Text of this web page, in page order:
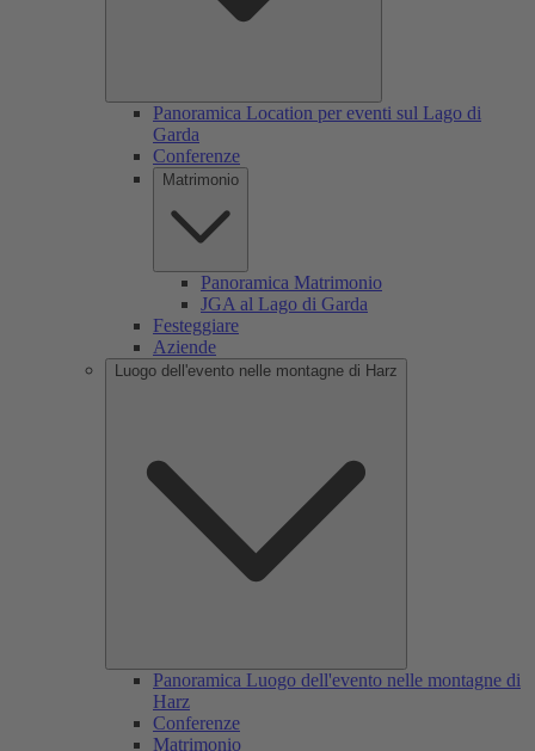
Panoramica Location per eventi sul Lago di
Garda
Conferenze
Matrimonio
Panoramica Matrimonio
JGA al Lago di Garda
Festeggiare
Aziende
Luogo dell'evento nelle montagne di Harz
Panoramica Luogo dell'evento nelle montagne di
Harz
Conferenze
Matrimonio